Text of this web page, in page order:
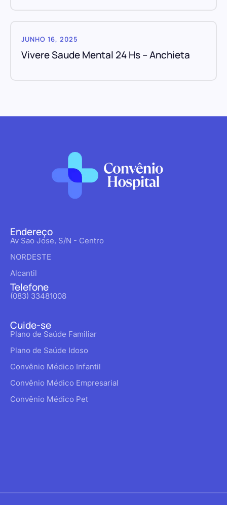
JUNHO 16, 2025
Vivere Saude Mental 24 Hs – Anchieta
Endereço
Av Sao Jose, S/N - Centro
NORDESTE
Alcantil
Telefone
(083) 33481008
Cuide-se
Plano de Saúde Familiar
Plano de Saúde Idoso
Convênio Médico Infantil
Convênio Médico Empresarial
Convênio Médico Pet